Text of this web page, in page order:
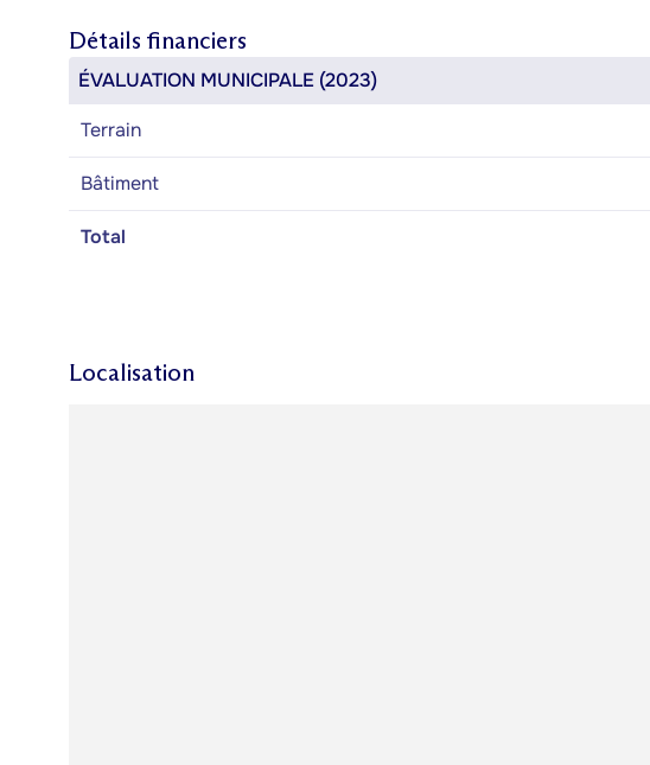
Détails financiers
ÉVALUATION MUNICIPALE (2023)
Terrain
Bâtiment
Total
Localisation